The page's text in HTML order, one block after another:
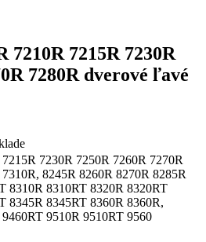
7210R 7215R 7230R
7280R dverové ľavé
7230R 7250R 7260R 7270R
8245R 8260R 8270R 8285R
8310R 8310RT 8320R 8320RT
8345R 8345RT 8360R 8360R,
9510R 9510RT 9560